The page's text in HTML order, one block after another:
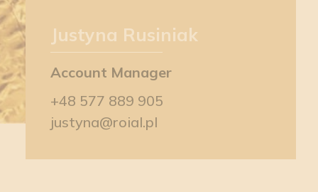
Justyna Rusiniak
Account Manager
+48 577 889 905
justyna@roial.pl